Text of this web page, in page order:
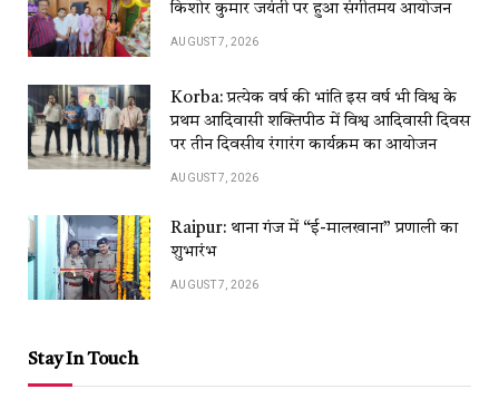
किशोर कुमार जयंती पर हुआ संगीतमय आयोजन
AUGUST 7, 2026
Korba: प्रत्येक वर्ष की भांति इस वर्ष भी विश्व के
प्रथम आदिवासी शक्तिपीठ में विश्व आदिवासी दिवस
पर तीन दिवसीय रंगारंग कार्यक्रम का आयोजन
AUGUST 7, 2026
Raipur: थाना गंज में “ई-मालखाना” प्रणाली का
शुभारंभ
AUGUST 7, 2026
Stay In Touch